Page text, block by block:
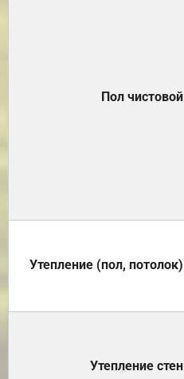
Пол чистовой
Утепление (пол, потолок)
Утепление стен